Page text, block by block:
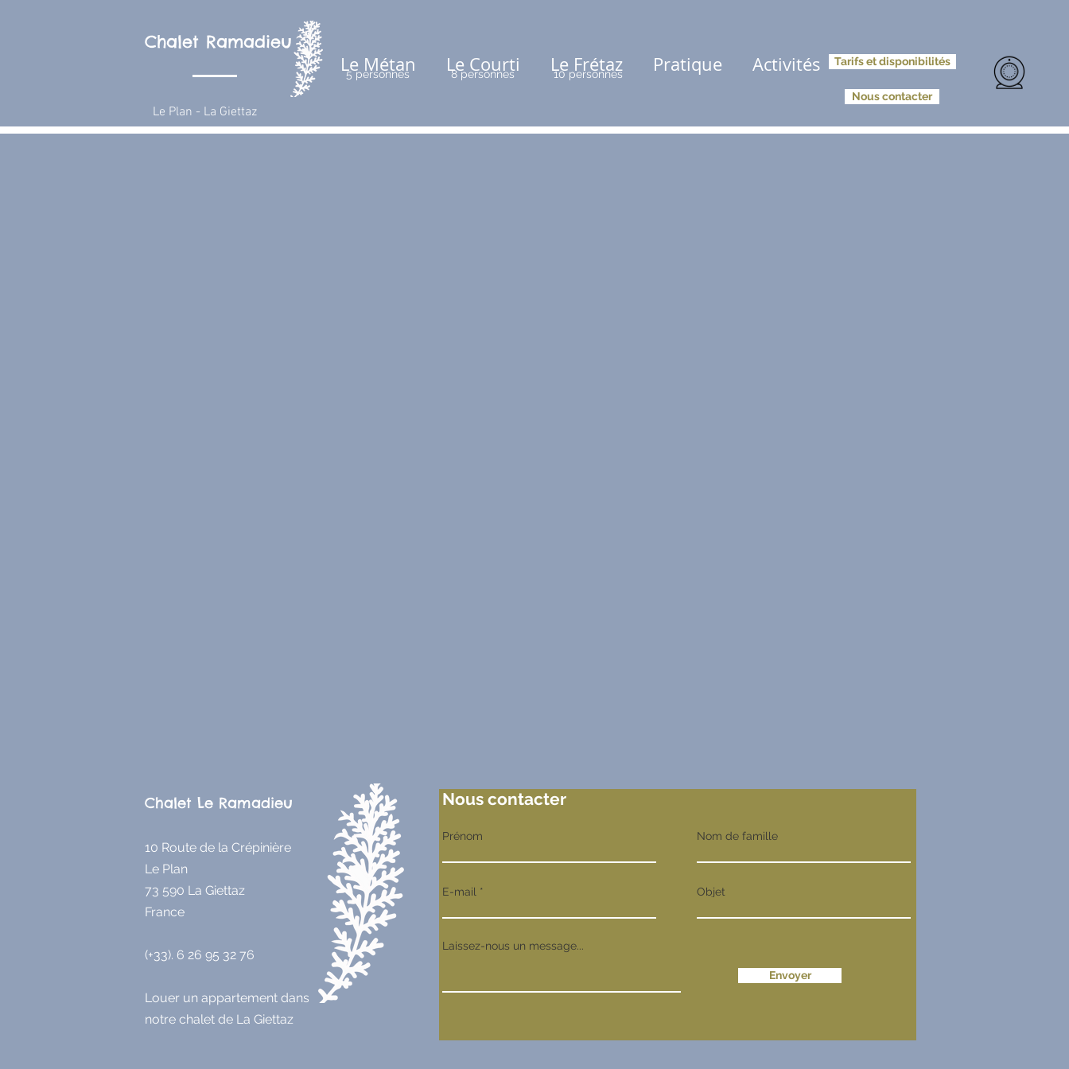
Chalet Ramadieu
Le Plan - La Giettaz
Le Métan Le Courti Le Frétaz Pratique Activités
5 personnes 10 personnes
8 personnes
Tarifs et disponibilités
Nous contacter
Chalet Le Ramadieu
10 Route de la Crépinière
Le Plan
73 590 La Giettaz
France
(+33). 6 26 95 32 76
Louer un appartement dans
notre chalet de La Giettaz
Nous contacter
Prénom
E-mail
Laissez-nous un message...
Nom de famille
Objet
Envoyer